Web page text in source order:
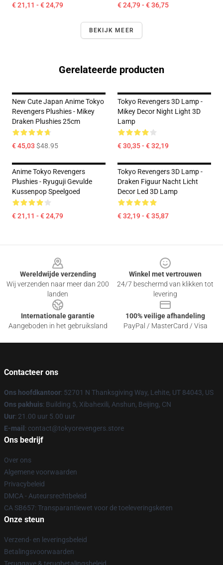
€ 21,11 - € 24,79 € 24,79 - € 36,75
BEKIJK MEER
Gerelateerde producten
New Cute Japan Anime Tokyo
Revengers Plushies - Mikey
Draken Plushies 25cm
€ 45,03 $48.95
Tokyo Revengers 3D Lamp -
Mikey Decor Night Light 3D
Lamp
€ 30,35 - € 32,19
Anime Tokyo Revengers
Plushies - Ryuguji Gevulde
Kussenpop Speelgoed
€ 21,11 - € 24,79
Tokyo Revengers 3D Lamp -
Draken Figuur Nacht Licht
Decor Led 3D Lamp
€ 32,19 - € 35,87
Wereldwijde verzending
Wij verzenden naar meer dan 200
landen
Winkel met vertrouwen
24/7 beschermd van klikken tot
levering
Internationale garantie
Aangeboden in het gebruiksland
100% veilige afhandeling
PayPal / MasterCard / Visa
Contacteer ons
Ons hoofdkantoor: 52701 N Thanksgiving Way, Lehite, UT 84043, US
Ons pakhuis: Building 5, Xibahexili, Anshun, Beijing, CN
Uur: 21.00 uur 5.00 uur
E-mail : contact@tokyorevengers.store
Ons bedrijf
Over ons
Algemene voorwaarden
Privacybeleid
DMCA - Auteursrechtbeleid
CA SB657: Transparantiewet voor de toeleveringsketen
Onze steun
Verzend- en leveringsbeleid
Betalingsvoorwaarden